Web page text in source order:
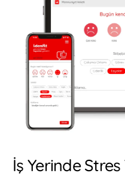
İş Yerinde